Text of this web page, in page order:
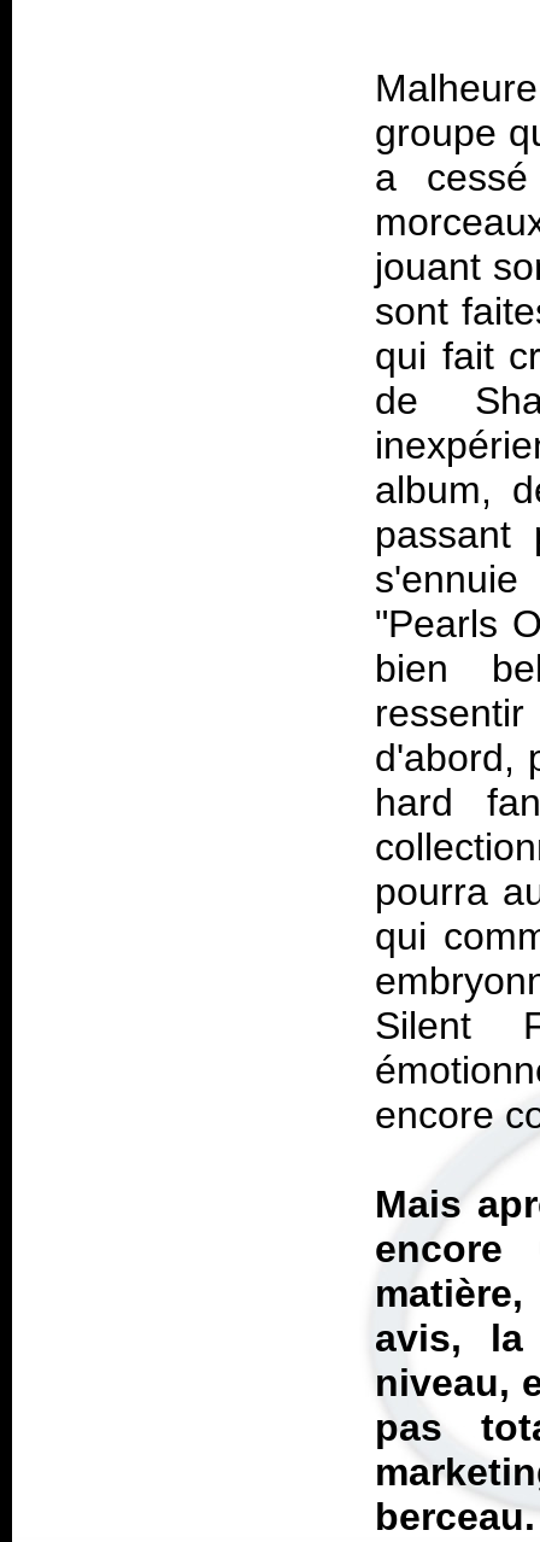
groupe
a
jouant
sont
qui fait
de
album,
passant
"Pearls
bien
d'abord,
hard
pourra
qui
Silent
encore
Mais
encore
avis,
niveau,
pas
berceau.